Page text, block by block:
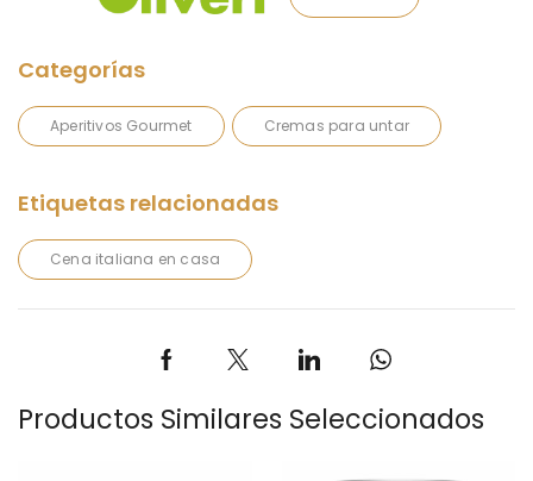
Aperitivos Gourmet Cremas para untar
Cena italiana en casa
Productos Similares Seleccionados